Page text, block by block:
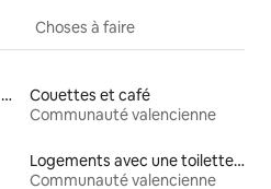
Choses à faire
Logements avec accès à la plage
Couettes et café
Communauté valencienne
Logements avec une toilette à une hauteur accessible
Communauté valencienne